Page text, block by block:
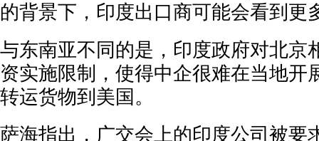
的背景下，印度出口商可能会看到更
与东南亚不同的是，印度政府对北京
资实施限制，使得中企很难在当地开
转运货物到美国。
萨海指出，广交会上的印度公司被要